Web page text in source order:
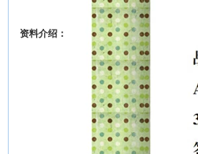
资料介绍：